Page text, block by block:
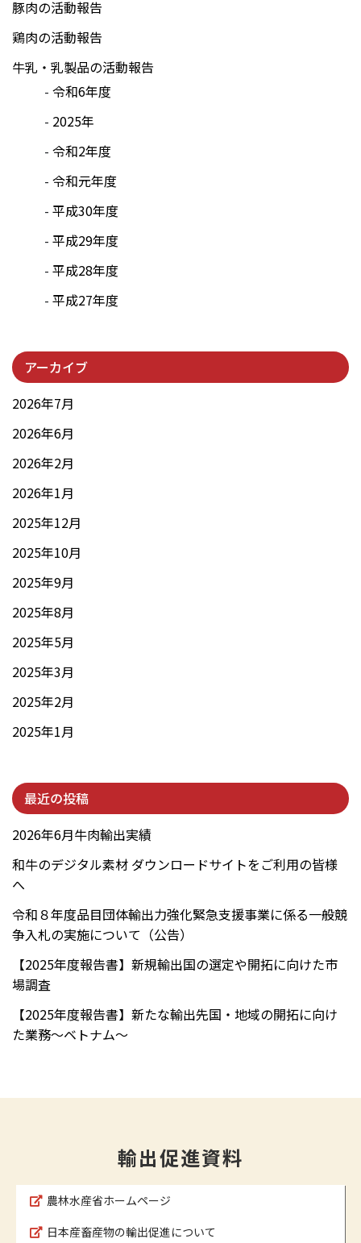
豚肉の活動報告
鶏肉の活動報告
牛乳・乳製品の活動報告
令和6年度
2025年
令和2年度
令和元年度
平成30年度
平成29年度
平成28年度
平成27年度
アーカイブ
2026年7月
2026年6月
2026年2月
2026年1月
2025年12月
2025年10月
2025年9月
2025年8月
2025年5月
2025年3月
2025年2月
2025年1月
最近の投稿
2026年6月牛肉輸出実績
和牛のデジタル素材 ダウンロードサイトをご利用の皆様
へ
令和８年度品目団体輸出力強化緊急支援事業に係る一般競
争入札の実施について（公告）
【2025年度報告書】新規輸出国の選定や開拓に向けた市
場調査
【2025年度報告書】新たな輸出先国・地域の開拓に向け
た業務～ベトナム～
輸出促進資料
農林水産省ホームページ
日本産畜産物の輸出促進について